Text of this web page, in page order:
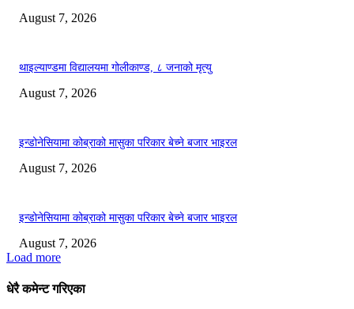
August 7, 2026
थाइल्याण्डमा विद्यालयमा गोलीकाण्ड, ८ जनाको मृत्यु
August 7, 2026
इन्डोनेसियामा कोब्राको मासुका परिकार बेच्ने बजार भाइरल
August 7, 2026
इन्डोनेसियामा कोब्राको मासुका परिकार बेच्ने बजार भाइरल
August 7, 2026
Load more
धेरै कमेन्ट गरिएका